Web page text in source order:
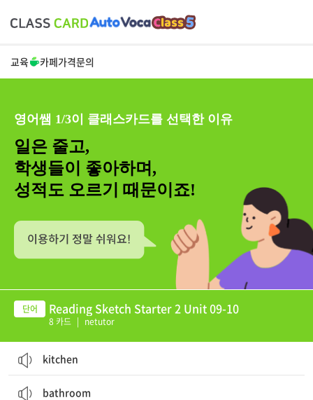
교육 카페가격문의
영어쌤 1/3이 클래스카드를 선택한 이유
일은 줄고,
학생들이 좋아하며,
성적도 오르기 때문이죠!
Reading Sketch Starter 2 Unit 09-10
8 카드 | netutor
kitchen
bathroom